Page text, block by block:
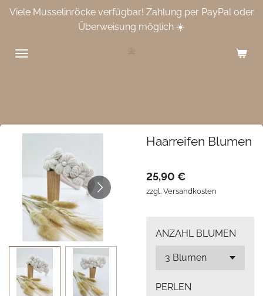
Zum
Viele Musselinröcke verfügbar! Zahlung per PayPal oder
Überweisung möglich ☀️
Haarreifen Blumen
25,90 €
zzgl. Versandkosten
ANZAHL BLUMEN
PERLEN